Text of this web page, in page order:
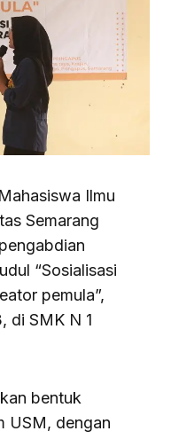
Ilmu
Semarang
“Sosialisasi
pemula”,
di SMK N 1
bentuk
USM, dengan